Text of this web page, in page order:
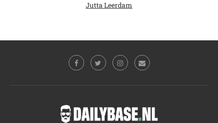
Jutta Leerdam